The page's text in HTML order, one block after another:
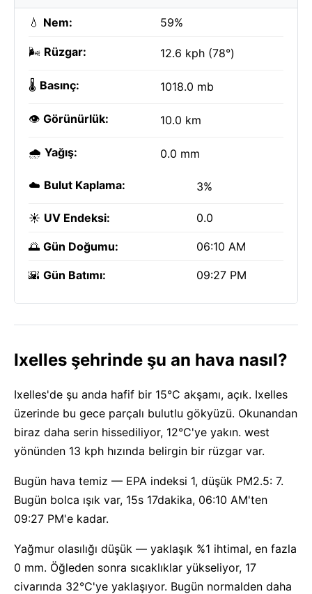
💧 Nem: 59%
🌬️ Rüzgar: 12.6 kph (78°)
🌡️ Basınç: 1018.0 mb
👁️ Görünürlük: 10.0 km
🌧️ Yağış: 0.0 mm
☁️ Bulut Kaplama: 3%
☀️ UV Endeksi: 0.0
🌅 Gün Doğumu: 06:10 AM
🌇 Gün Batımı: 09:27 PM
Ixelles şehrinde şu an hava nasıl?
Ixelles'de şu anda hafif bir 15°C akşamı, açık. Ixelles
üzerinde bu gece parçalı bulutlu gökyüzü. Okunandan
biraz daha serin hissediliyor, 12°C'ye yakın. west
yönünden 13 kph hızında belirgin bir rüzgar var.
Bugün hava temiz — EPA indeksi 1, düşük PM2.5: 7.
Bugün bolca ışık var, 15s 17dakika, 06:10 AM'ten
09:27 PM'e kadar.
Yağmur olasılığı düşük — yaklaşık %1 ihtimal, en fazla
0 mm. Öğleden sonra sıcaklıklar yükseliyor, 17
civarında 32°C'ye yaklaşıyor. Bugün normalden daha